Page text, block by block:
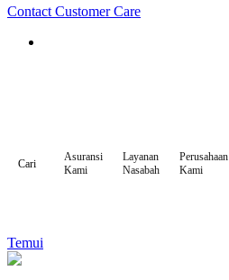
Contact Customer Care
Cari
Asuransi
Kami
Layanan
Nasabah
Perusahaan
Kami
Temui